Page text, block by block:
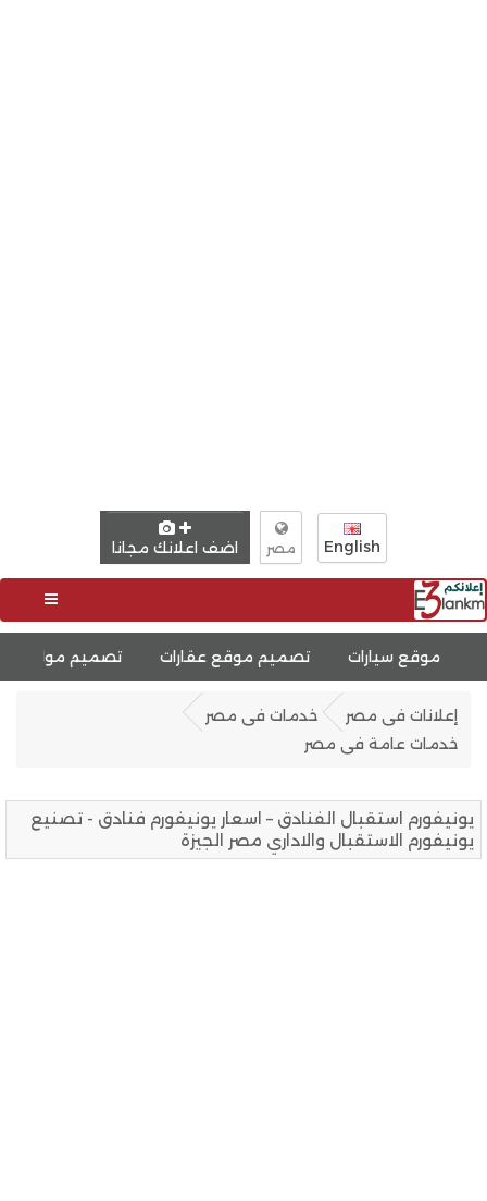
English مصر اضف اعلانك مجانا
تصميم موقع عقارات تصميم مواقع ووردبريس
إعلانات فى مصر
خدمات فى مصر
خدمات عامة فى مصر
يونيفورم استقبال الفنادق – اسعار يونيفورم فنادق - تصنيع
يونيفورم الاستقبال والاداري مصر الجيزة